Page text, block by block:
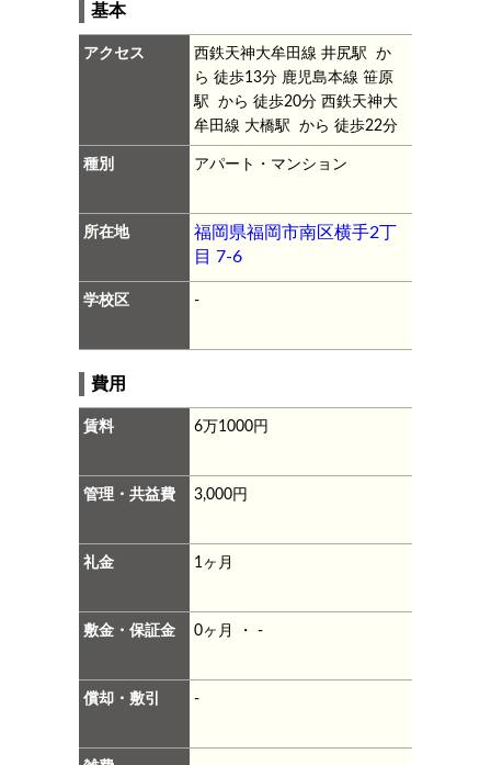
基本
アクセス
西鉄天神大牟田線 井尻駅 か
ら 徒歩13分 鹿児島本線 笹原
駅 から 徒歩20分西鉄天神大
牟田線 大橋駅 から 徒歩22分
種別 アパート・マンション
所在地
福岡県福岡市南区横手2丁
目 7-6
学校区 -
費用
賃料 6万1000円
管理・共益費 3,000円
礼金 1ヶ月
敷金・保証金 0ヶ月 ・ -
償却・敷引 -